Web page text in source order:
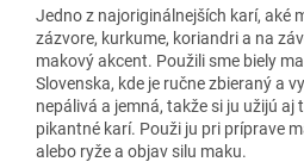
Jedno z najoriginálnejších karí, aké
zázvore, kurkume, koriandri a na
makový akcent. Použili sme biely
Slovenska, kde je ručne zbieraný a
nepálivá a jemná, takže si ju užijú aj
pikantné karí. Použi ju pri príprave
alebo ryže a objav silu maku.